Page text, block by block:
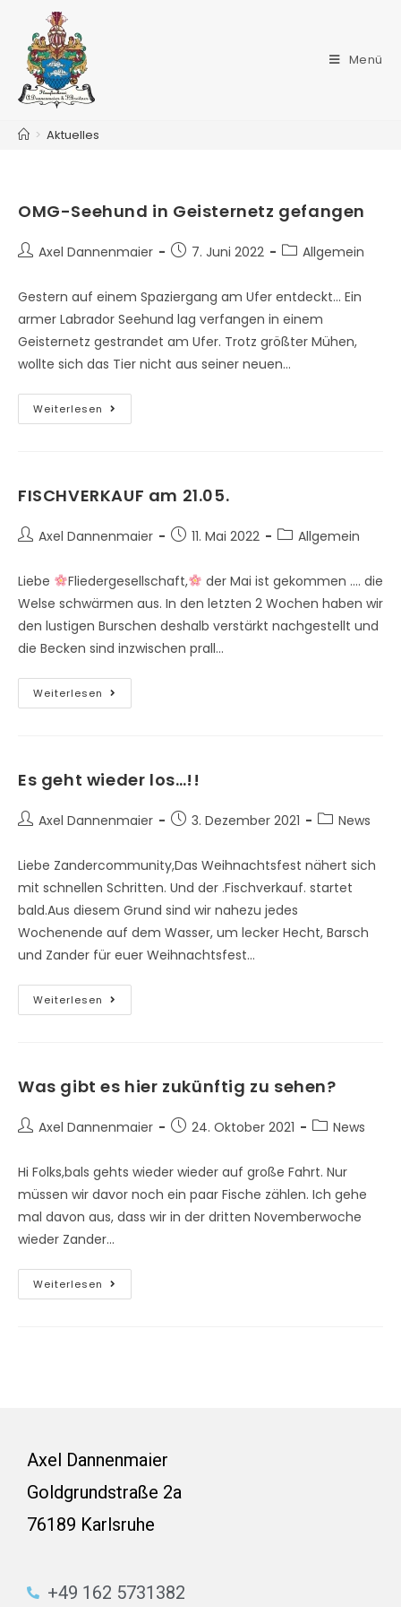
Menü
> Aktuelles
OMG-Seehund in Geisternetz gefangen
Axel Dannenmaier 7. Juni 2022 Allgemein
Gestern auf einem Spaziergang am Ufer entdeckt... Ein
armer Labrador Seehund lag verfangen in einem
Geisternetz gestrandet am Ufer. Trotz größter Mühen,
wollte sich das Tier nicht aus seiner neuen…
Weiterlesen
FISCHVERKAUF am 21.05.
Axel Dannenmaier 11. Mai 2022 Allgemein
Liebe Fliedergesellschaft,
der Mai ist gekommen .... die
Welse schwärmen aus. In den letzten 2 Wochen haben wir
den lustigen Burschen deshalb verstärkt nachgestellt und
die Becken sind inzwischen prall…
Weiterlesen
Es geht wieder los…!!
Axel Dannenmaier 3. Dezember 2021 News
Liebe Zandercommunity,Das Weihnachtsfest nähert sich
mit schnellen Schritten. Und der .Fischverkauf. startet
bald.Aus diesem Grund sind wir nahezu jedes
Wochenende auf dem Wasser, um lecker Hecht, Barsch
und Zander für euer Weihnachtsfest…
Weiterlesen
Was gibt es hier zukünftig zu sehen?
Axel Dannenmaier 24. Oktober 2021 News
Hi Folks,bals gehts wieder wieder auf große Fahrt. Nur
müssen wir davor noch ein paar Fische zählen. Ich gehe
mal davon aus, dass wir in der dritten Novemberwoche
wieder Zander…
Weiterlesen
Axel Dannenmaier
Goldgrundstraße 2a
76189 Karlsruhe
+49 162 5731382